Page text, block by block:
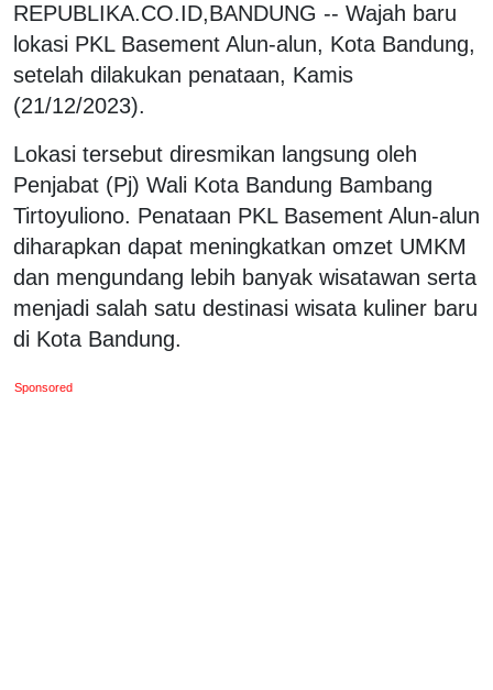
REPUBLIKA.CO.ID,BANDUNG -- Wajah baru
lokasi PKL Basement Alun-alun, Kota Bandung,
setelah dilakukan penataan, Kamis
(21/12/2023).
Lokasi tersebut diresmikan langsung oleh
Penjabat (Pj) Wali Kota Bandung Bambang
Tirtoyuliono. Penataan PKL Basement Alun-alun
diharapkan dapat meningkatkan omzet UMKM
dan mengundang lebih banyak wisatawan serta
menjadi salah satu destinasi wisata kuliner baru
di Kota Bandung.
Sponsored